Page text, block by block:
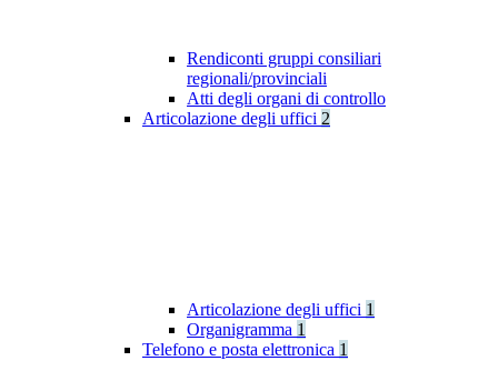
Rendiconti gruppi consiliari
regionali/provinciali
Atti degli organi di controllo
Articolazione degli uffici 2
Articolazione degli uffici 1
Organigramma 1
Telefono e posta elettronica 1